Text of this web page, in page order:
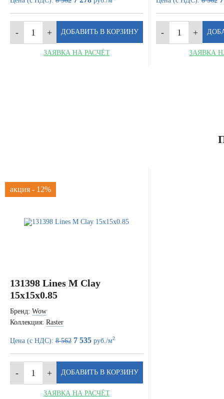
ЗАЯВКА НА РАСЧЁТ ЗАЯВКА
акция - 12%
131398 Lines M Clay
15x15x0.85
Бренд: Wow
Коллекция: Raster
Цена (с НДС): 8 562 7 535 руб./м2
ЗАЯВКА НА РАСЧЁТ